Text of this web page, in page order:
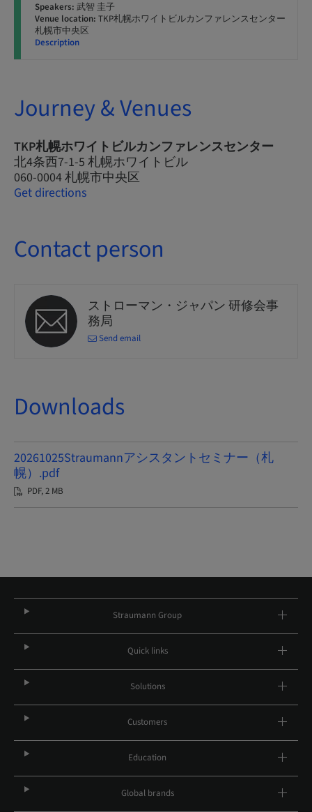
Speakers: 武智 圭子
Venue location: TKP札幌ホワイトビルカンファレンスセンター
札幌市中央区
Description
Journey & Venues
TKP札幌ホワイトビルカンファレンスセンター
北4条西7-1-5 札幌ホワイトビル
060-0004 札幌市中央区
Get directions
Contact person
ストローマン・ジャパン 研修会事
務局
Send email
Downloads
20261025Straumannアシスタントセミナー（札
幌）.pdf
PDF, 2 MB
Straumann Group
Quick links
Solutions
Customers
Education
Global brands